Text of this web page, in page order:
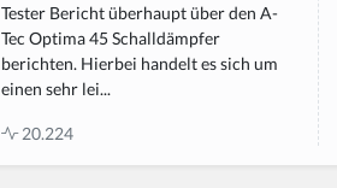
Tester Bericht überhaupt über den A-
Tec Optima 45 Schalldämpfer
berichten. Hierbei handelt es sich um
einen sehr lei...
20.224